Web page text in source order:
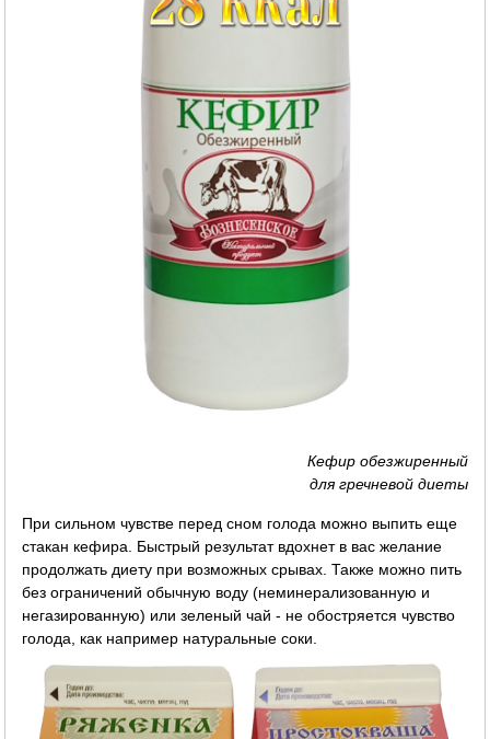
Кефир обезжиренный
для гречневой диеты
При сильном чувстве перед сном голода можно выпить еще
стакан кефира. Быстрый результат вдохнет в вас желание
продолжать диету при возможных срывах. Также можно пить
без ограничений обычную воду (неминерализованную и
негазированную) или зеленый чай - не обостряется чувство
голода, как например натуральные соки.